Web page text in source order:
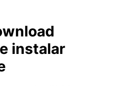
instalar